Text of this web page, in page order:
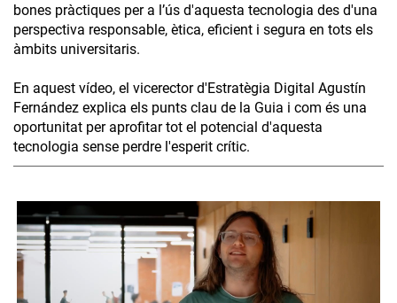
bones pràctiques per a l’ús d'aquesta tecnologia des d'una
perspectiva responsable, ètica, eficient i segura en tots els
àmbits universitaris.
En aquest vídeo, el vicerector d'Estratègia Digital Agustín
Fernández explica els punts clau de la Guia i com és una
oportunitat per aprofitar tot el potencial d'aquesta
tecnologia sense perdre l'esperit crític.